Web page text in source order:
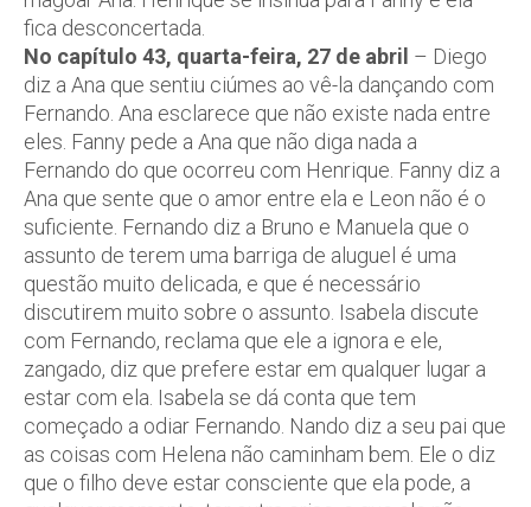
fica desconcertada.
No capítulo 43, quarta-feira, 27 de abril – Diego
diz a Ana que sentiu ciúmes ao vê-la dançando com
Fernando. Ana esclarece que não existe nada entre
eles. Fanny pede a Ana que não diga nada a
Fernando do que ocorreu com Henrique. Fanny diz a
Ana que sente que o amor entre ela e Leon não é o
suficiente. Fernando diz a Bruno e Manuela que o
assunto de terem uma barriga de aluguel é uma
questão muito delicada, e que é necessário
discutirem muito sobre o assunto. Isabela discute
com Fernando, reclama que ele a ignora e ele,
zangado, diz que prefere estar em qualquer lugar a
estar com ela. Isabela se dá conta que tem
começado a odiar Fernando. Nando diz a seu pai que
as coisas com Helena não caminham bem. Ele o diz
que o filho deve estar consciente que ela pode, a